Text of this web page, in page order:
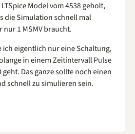
Model vom 4538 geholt,
die Simulation schnell mal
1 MSMV braucht.
ich eigentlich nur eine Schaltung,
in einem Zeitintervall Pulse
Das ganze sollte noch einen
schnell zu simulieren sein.